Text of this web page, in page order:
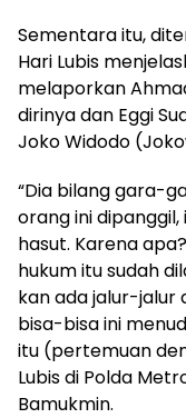
Sementara itu,
Hari Lubis
melaporkan
dirinya dan Eggi
Joko Widodo
“Dia bilang gara-
orang ini
hasut. Karena
hukum itu sudah
kan ada jalur-jalur
bisa-bisa ini
itu (pertemuan
Lubis di Polda
Bamukmin.